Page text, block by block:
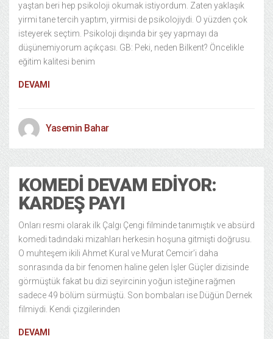
yaştan beri hep psikoloji okumak istiyordum. Zaten yaklaşık
yirmi tane tercih yaptım, yirmisi de psikolojiydi. O yüzden çok
isteyerek seçtim. Psikoloji dışında bir şey yapmayı da
düşünemiyorum açıkçası. GB: Peki, neden Bilkent? Öncelikle
eğitim kalitesi benim
DEVAMI
Yasemin Bahar
KOMEDI DEVAM EDIYOR:
KARDEŞ PAYI
Onları resmi olarak ilk Çalgı Çengi filminde tanımıştık ve absürd
komedi tadındaki mizahları herkesin hoşuna gitmişti doğrusu.
O muhteşem ikili Ahmet Kural ve Murat Cemcir’i daha
sonrasında da bir fenomen haline gelen İşler Güçler dizisinde
görmüştük fakat bu dizi seyircinin yoğun isteğine rağmen
sadece 49 bölüm sürmüştü. Son bombaları ise Düğün Dernek
filmiydi. Kendi çizgilerinden
DEVAMI